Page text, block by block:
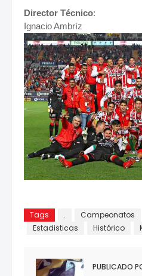
Director Técnico:
Ignacio Ambríz
Tags . Campeonatos
Estadisticas
Histórico
PUBLICADO